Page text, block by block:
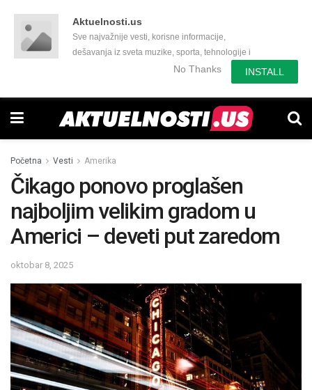
Aktuelnosti.us
Sve najvažnije vesti, korisne informacije,
dešavanja iz sveta muzike, sporta, tehnologije i
još mnogo toga zanimljivog.No Thanks INSTALL
Početna Vesti Amerika
Čikago ponovo proglašen
najboljim velikim gradom u
Americi – deveti put zaredom
oktobar 8, 2025